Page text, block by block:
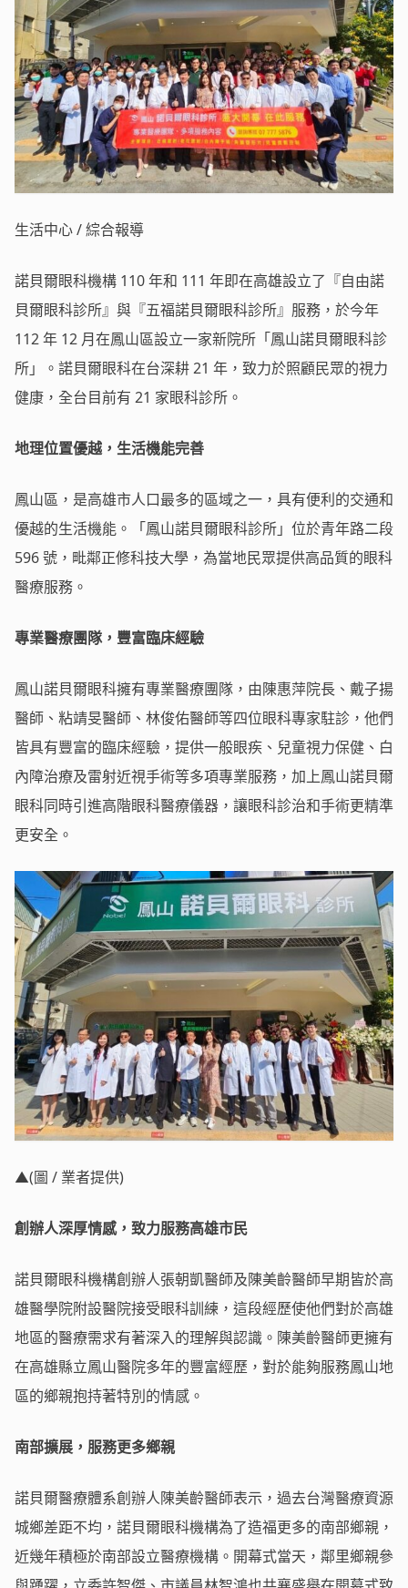
生活中心 / 綜合報導
諾貝爾眼科機構 110 年和 111 年即在高雄設立了『自由諾
貝爾眼科診所』與『五福諾貝爾眼科診所』服務，於今年
112 年 12 月在鳳山區設立一家新院所「鳳山諾貝爾眼科診
所」。諾貝爾眼科在台深耕 21 年，致力於照顧民眾的視力
健康，全台目前有 21 家眼科診所。
地理位置優越，生活機能完善
鳳山區，是高雄市人口最多的區域之一，具有便利的交通和
優越的生活機能。「鳳山諾貝爾眼科診所」位於青年路二段
596 號，毗鄰正修科技大學，為當地民眾提供高品質的眼科
醫療服務。
專業醫療團隊，豐富臨床經驗
鳳山諾貝爾眼科擁有專業醫療團隊，由陳惠萍院長、戴子揚
醫師、粘靖旻醫師、林俊佑醫師等四位眼科專家駐診，他們
皆具有豐富的臨床經驗，提供一般眼疾、兒童視力保健、白
內障治療及雷射近視手術等多項專業服務，加上鳳山諾貝爾
眼科同時引進高階眼科醫療儀器，讓眼科診治和手術更精準
更安全。
▲(圖 / 業者提供)
創辦人深厚情感，致力服務高雄市民
諾貝爾眼科機構創辦人張朝凱醫師及陳美齡醫師早期皆於高
雄醫學院附設醫院接受眼科訓練，這段經歷使他們對於高雄
地區的醫療需求有著深入的理解與認識。陳美齡醫師更擁有
在高雄縣立鳳山醫院多年的豐富經歷，對於能夠服務鳳山地
區的鄉親抱持著特別的情感。
南部擴展，服務更多鄉親
諾貝爾醫療體系創辦人陳美齡醫師表示，過去台灣醫療資源
城鄉差距不均，諾貝爾眼科機構為了造福更多的南部鄉親，
近幾年積極於南部設立醫療機構。開幕式當天，鄰里鄉親參